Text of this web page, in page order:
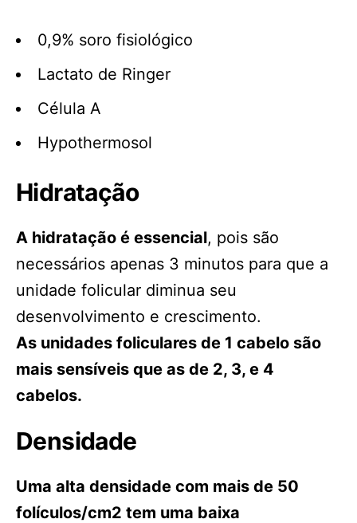
0,9% soro fisiológico
Lactato de Ringer
Célula A
Hypothermosol
Hidratação
A hidratação é essencial, pois são
necessários apenas 3 minutos para que a
unidade folicular diminua seu
desenvolvimento e crescimento.
As unidades foliculares de 1 cabelo são
mais sensíveis que as de 2, 3, e 4
cabelos.
Densidade
Uma alta densidade com mais de 50
folículos/cm2 tem uma baixa